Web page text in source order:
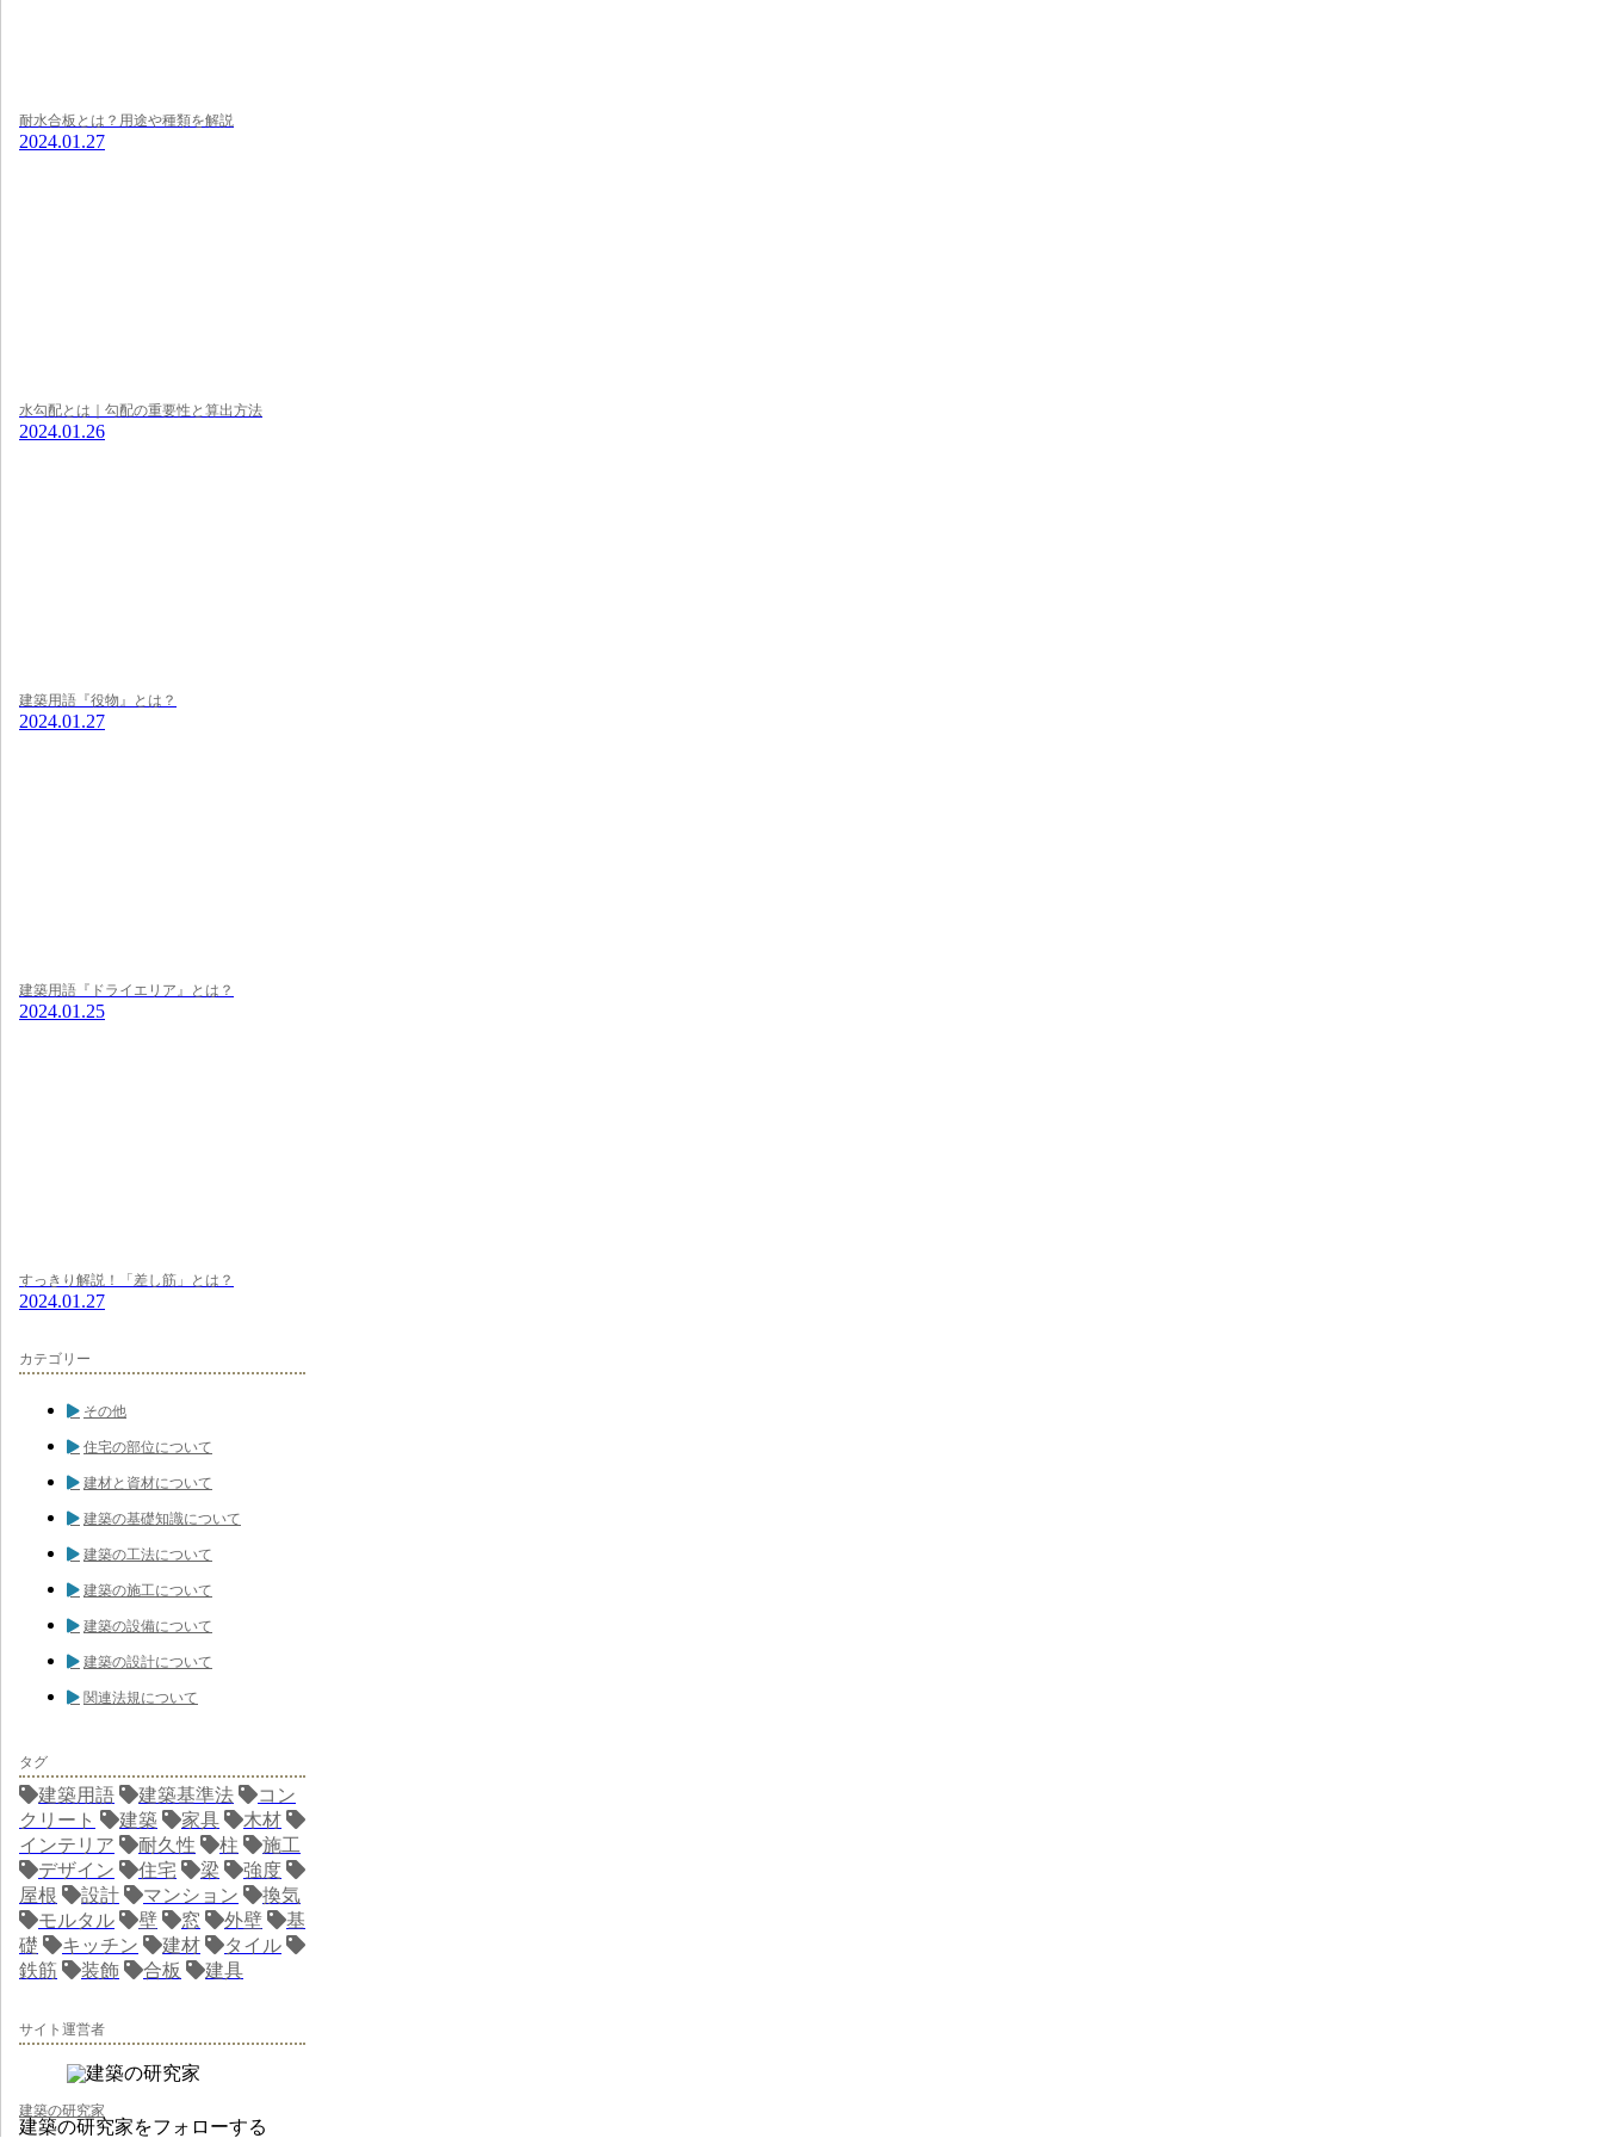
耐水合板とは？用途や種類を解説
2024.01.27
水勾配とは｜勾配の重要性と算出方法
2024.01.26
建築用語『役物』とは？
2024.01.27
建築用語『ドライエリア』とは？
2024.01.25
すっきり解説！「差し筋」とは？
2024.01.27
カテゴリー
その他
住宅の部位について
建材と資材について
建築の基礎知識について
建築の工法について
建築の施工について
建築の設備について
建築の設計について
関連法規について
タグ
建築用語 建築基準法
コン
クリート
建築 家具
木材
インテリア
耐久性 柱
施工
デザイン
住宅 梁
強度
屋根
設計 マンション
換気
モルタル
壁 窓 外壁
基
礎
キッチン 建材
タイル
鉄筋
装飾 合板 建具
サイト運営者
建築の研究家
建築の研究家をフォローする